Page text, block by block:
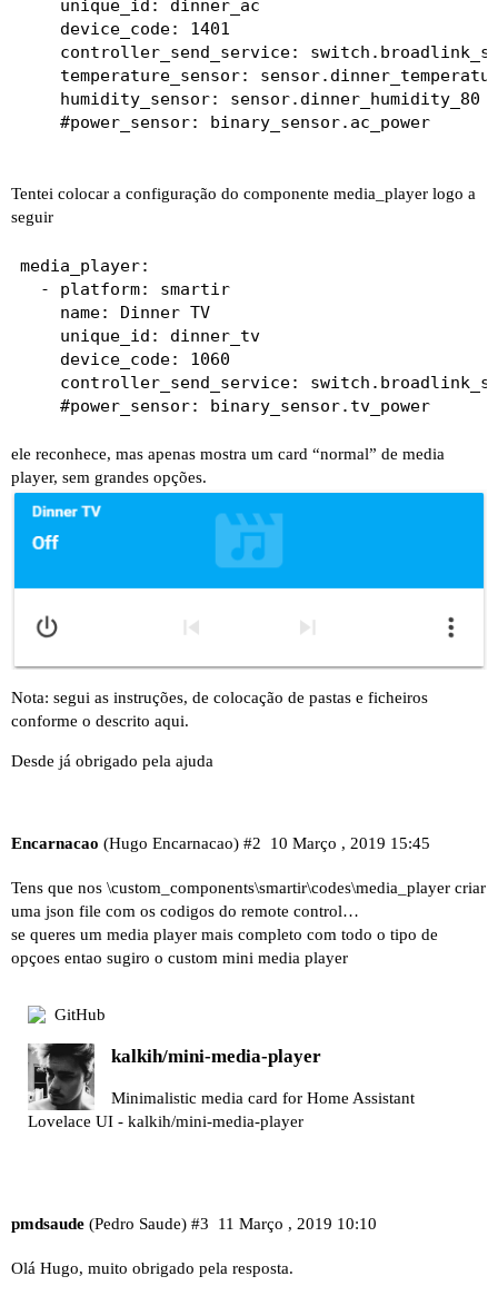
    unique_id: dinner_ac
    device_code: 1401
controller_send_service:
temperature_sensor:
    humidity_sensor: sensor.dinner_humidity_80
    #power_sensor: binary_sensor.ac_power
Tentei colocar a configuração do componente media_player logo a
seguir
media_player:
  - platform: smartir
    name: Dinner TV
    unique_id: dinner_tv
    device_code: 1060
controller_send_service:
    #power_sensor: binary_sensor.tv_power
ele reconhece, mas apenas mostra um card “normal” de media
player, sem grandes opções.
Nota: segui as instruções, de colocação de pastas e ficheiros
conforme o descrito aqui.
Desde já obrigado pela ajuda
Encarnacao (Hugo Encarnacao) 10 Março , 2019 15:45
#2
Tens que nos \custom_components\smartir\codes\media_player criar
uma json file com os codigos do remote control…
se queres um media player mais completo com todo o tipo de
opçoes entao sugiro o custom mini media player
GitHub
kalkih/mini-media-player
Minimalistic media card for Home Assistant
Lovelace UI - kalkih/mini-media-player
pmdsaude (Pedro Saude) 11 Março , 2019 10:10
#3
Olá Hugo, muito obrigado pela resposta.